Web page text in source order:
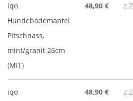
iqo
Hundebademantel
Pitschnass,
mint/granit 26cm
(MIT)
48,90 €
iqo
48,90 €